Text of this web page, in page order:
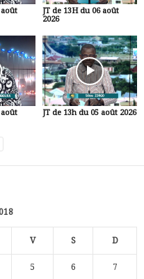
août
JT de 13H du 06 août
2026
août
JT de 13h du 05 août 2026
V S D
5 6 7